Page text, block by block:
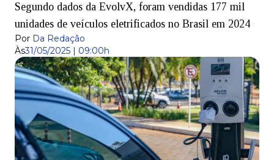
Segundo dados da EvolvX, foram vendidas 177 mil
unidades de veículos eletrificados no Brasil em 2024
Por Da Redação
Às31/05/2025 | 09:00h